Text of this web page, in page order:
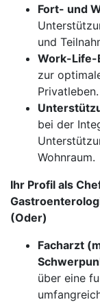
Fort- und
und
Work-Life-
zur
Privatleben.
bei der
Wohnraum.
Ihr Profil als
(Oder)
Facharzt
über eine